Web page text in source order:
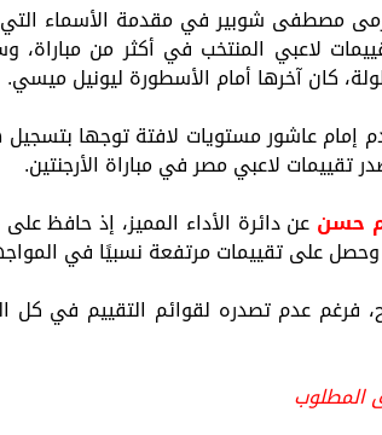
مصطفى شوبير في مقدمة الأسماء التي
لاعبي المنتخب في أكثر من مباراة،
كان آخرها أمام الأسطورة ليونيل ميسي.
إمام عاشور مستويات لافتة توجها
تقييمات لاعبي مصر في مباراة الأرجنتين.
حسن عن دائرة الأداء المميز، إذ حافظ
وحصل على تقييمات مرتفعة نسبيًا في
فرغم عدم تصدره لقوائم التقييم في كل
المطلوب